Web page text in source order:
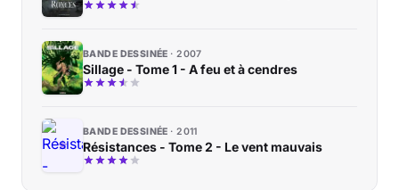
BANDE DESSINÉE 2007
Sillage - Tome 1 - A feu et à cendres
BANDE DESSINÉE 2011
Résistances - Tome 2 - Le vent mauvais